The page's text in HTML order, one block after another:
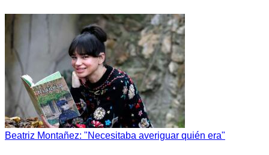
Beatriz Montañez: "Necesitaba averiguar quién era"